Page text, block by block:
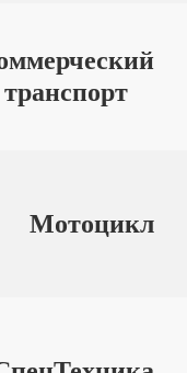
транспорт
Мотоцикл